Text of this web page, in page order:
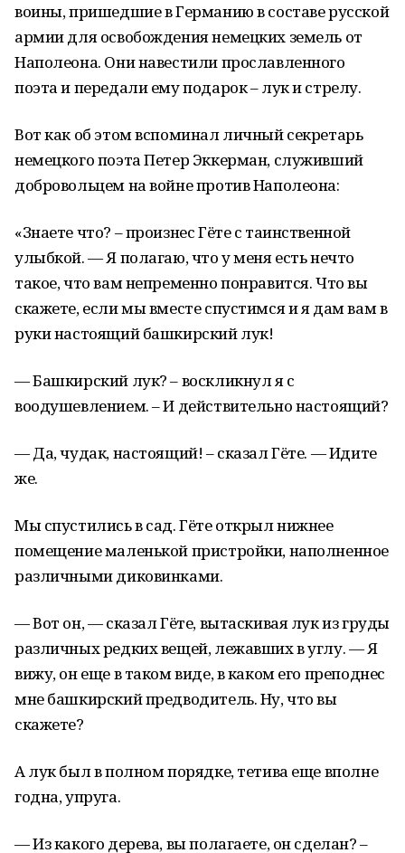
воины, пришедшие в Германию в составе русской
армии для освобождения немецких земель от
Наполеона. Они навестили прославленного
поэта и передали ему подарок – лук и стрелу.
Вот как об этом вспоминал личный секретарь
немецкого поэта Петер Эккерман, служивший
добровольцем на войне против Наполеона:
«Знаете что? – произнес Гёте с таинственной
улыбкой. — Я полагаю, что у меня есть нечто
такое, что вам непременно понравится. Что вы
скажете, если мы вместе спустимся и я дам вам в
руки настоящий башкирский лук!
— Башкирский лук? – воскликнул я с
воодушевлением. – И действительно настоящий?
— Да, чудак, настоящий! – сказал Гёте. — Идите
же.
Мы спустились в сад. Гёте открыл нижнее
помещение маленькой пристройки, наполненное
различными диковинками.
— Вот он, — сказал Гёте, вытаскивая лук из груды
различных редких вещей, лежавших в углу. — Я
вижу, он еще в таком виде, в каком его преподнес
мне башкирский предводитель. Ну, что вы
скажете?
А лук был в полном порядке, тетива еще вполне
годна, упруга.
— Из какого дерева, вы полагаете, он сделан? –